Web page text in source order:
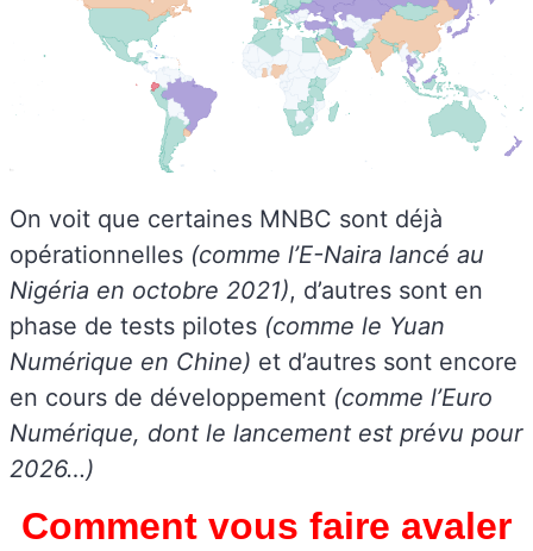
On voit que certaines MNBC sont déjà
opérationnelles (comme l’E-Naira lancé au
Nigéria en octobre 2021), d’autres sont en
phase de tests pilotes (comme le Yuan
Numérique en Chine) et d’autres sont encore
en cours de développement (comme l’Euro
Numérique, dont le lancement est prévu pour
2026…)
Comment vous faire avaler